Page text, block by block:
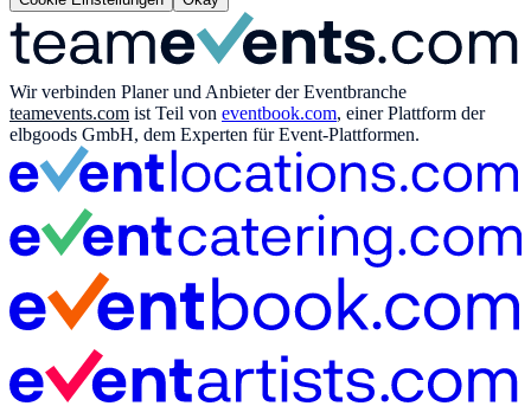
Wir verbinden Planer und Anbieter der Eventbranche
teamevents.com ist Teil von eventbook.com, einer Plattform der
elbgoods GmbH, dem Experten für Event-Plattformen.